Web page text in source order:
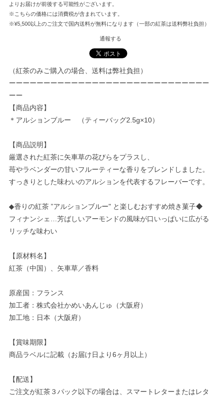
よりお届けが前後する可能性がございます。
※こちらの価格には消費税が含まれています。
※¥5,500以上のご注文で国内送料が無料になります（一部の紅茶は送料弊社負担）
通報する
（紅茶のみご購入の場合、送料は弊社負担）
ーーーーーーーーーーーーーーーーーーーーーーーーーーーーー
ーー
【商品内容】
＊アルションブルー （ティーバッグ2.5g×10）
【商品説明】
厳選された紅茶に矢車草の花びらをプラスし、
苺やラベンダーの甘いフルーティーな香りをブレンドしました。
すっきりとした味わいのアルションを代表するフレーバーです。
◆香りの紅茶 ”アルションブルー" と楽しむおすすめ焼き菓子◆
フィナンシェ…芳ばしいアーモンドの風味が口いっぱいに広がる
リッチな味わい
【原材料名】
紅茶（中国）、矢車草／香料
原産国：フランス
加工者：株式会社かめいあんじゅ（大阪府）
加工地：日本（大阪府）
【賞味期限】
商品ラベルに記載（お届け日より6ヶ月以上）
【配送】
ご注文が紅茶３パック以下の場合は、スマートレターまたはレタ